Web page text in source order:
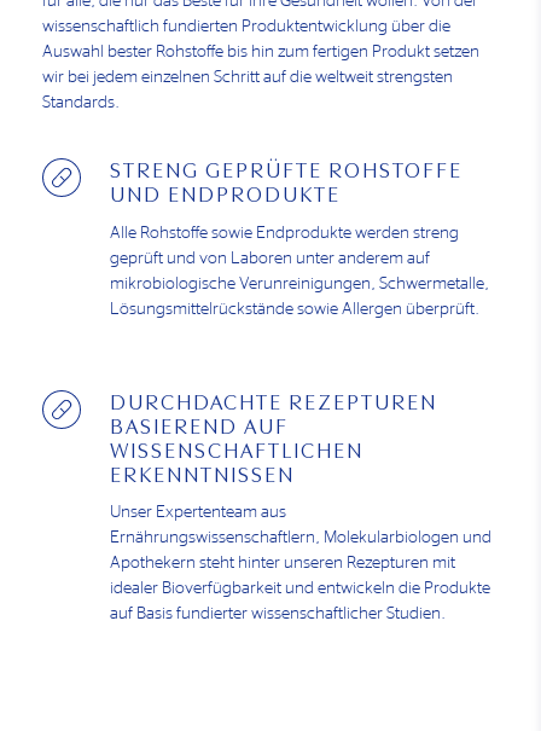
wissenschaftlich fundierten Produktentwicklung über die
Auswahl bester Rohstoffe bis hin zum fertigen Produkt setzen
wir bei jedem einzelnen Schritt auf die weltweit strengsten
Standards.
STRENG GEPRÜFTE ROHSTOFFE
UND ENDPRODUKTE
Alle Rohstoffe sowie Endprodukte werden streng
geprüft und von Laboren unter anderem auf
mikrobiologische Verunreinigungen, Schwermetalle,
Lösungsmittelrückstände sowie Allergen überprüft.
DURCHDACHTE REZEPTUREN
BASIEREND AUF
WISSENSCHAFTLICHEN
ERKENNTNISSEN
Unser Expertenteam aus
Ernährungswissenschaftlern, Molekularbiologen und
Apothekern steht hinter unseren Rezepturen mit
idealer Bioverfügbarkeit und entwickeln die Produkte
auf Basis fundierter wissenschaftlicher Studien.